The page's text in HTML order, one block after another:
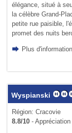
élégance, situé à
la célèbre Grand-
petite rue paisible,
promet des nuits
Plus
Wyspianski
Région: Cracovie
8.8/10- Appréciation